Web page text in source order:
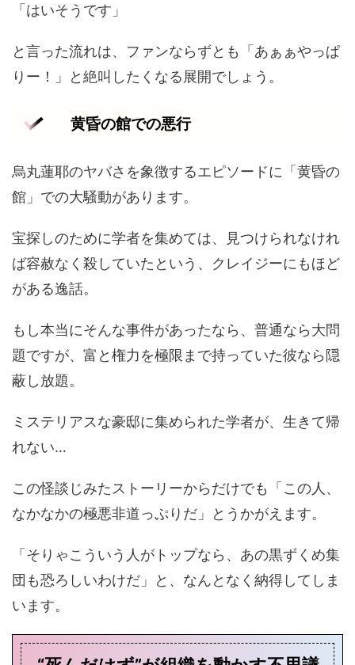
「はいそうです」
と言った流れは、ファンならずとも「あぁぁやっぱ
りー！」と絶叫したくなる展開でしょう。
黄昏の館での悪行
烏丸蓮耶のヤバさを象徴するエピソードに「黄昏の
館」での大騒動があります。
宝探しのために学者を集めては、見つけられなけれ
ば容赦なく殺していたという、クレイジーにもほど
がある逸話。
もし本当にそんな事件があったなら、普通なら大問
題ですが、富と権力を極限まで持っていた彼なら隠
蔽し放題。
ミステリアスな豪邸に集められた学者が、生きて帰
れない…
この怪談じみたストーリーからだけでも「この人、
なかなかの極悪非道っぷりだ」とうかがえます。
「そりゃこういう人がトップなら、あの黒ずくめ集
団も恐ろしいわけだ」と、なんとなく納得してしま
います。